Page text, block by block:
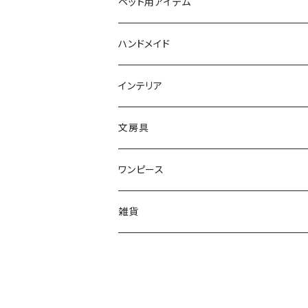
ピアス
バッグ
ボタン
タオル
ルームシューズ
レギンス
首輪
首輪
ハンドメイド
猫ブローチ
ワッペン
インテリア
クッションカバー
文房具
ワンピース
雑貨